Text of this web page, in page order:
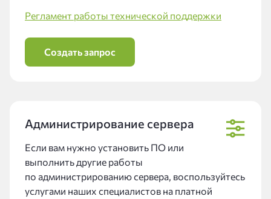
Регламент работы технической поддержки
Создать запрос
Администрирование сервера
Если вам нужно установить ПО или
выполнить другие работы
по администрированию сервера, воспользуйтесь
услугами наших специалистов на платной